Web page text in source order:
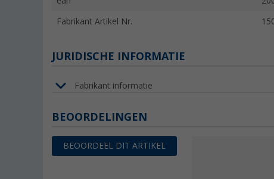
Fabrikant Artikel Nr.
JURIDISCHE INFORMATIE
Fabrikant informatie
BEOORDELINGEN
BEOORDEEL DIT ARTIKEL